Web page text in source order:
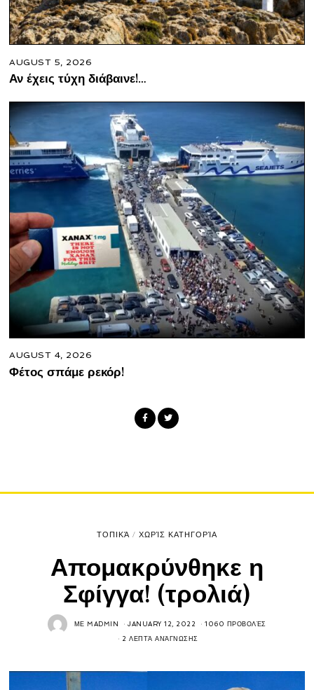
AUGUST 5, 2026
Αν έχεις τύχη διάβαινε!…
AUGUST 4, 2026
Φέτος σπάμε ρεκόρ!
ΤΟΠΙΚΆ / ΧΩΡΊΣ ΚΑΤΗΓΟΡΊΑ
Απομακρύνθηκε η
Σφίγγα! (τρολιά)
ΜΕMADMIN JANUARY 12, 2022 1060 ΠΡΟΒΟΛΈΣ
2 ΛΕΠΤΆ ΑΝΆΓΝΩΣΗΣ